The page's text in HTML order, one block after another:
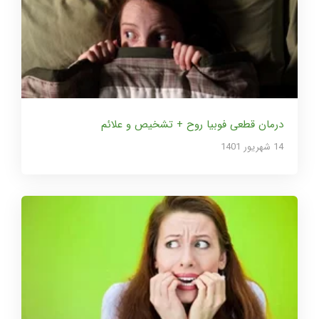
درمان قطعی فوبیا روح + تشخیص و علائم
14 شهریور 1401